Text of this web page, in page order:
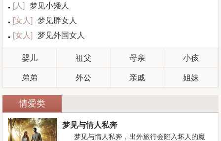
[人 ]
梦见小矮人
[女人 ]
梦见胖女人
[女人 ] 梦见外国女人
婴儿 祖父 母亲 小孩
弟弟 外公 亲戚 姐妹
情爱类
梦见与情人私奔
梦见与情人私奔，出外旅行会陷入坏人的魔